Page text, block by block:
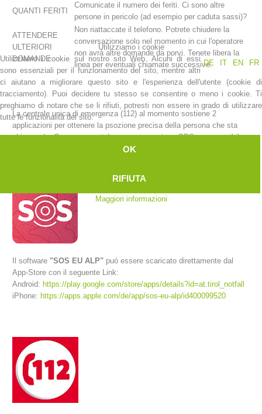
Stazioni del soccorso alpino
Comitato Direttivo
QUANTI FERITI
Comunicate il numero dei feriti. Ci sono altre
persone in pericolo (ad esempio per caduta sassi)?
ATTENDERE
ULTERIORI
DOMANDE
Non riattaccate il telefono. Potrete chiudere la
conversazione solo nel momento in cui l'operatore
non avrá altre domande da porvi. Tenete libera la
linea per eventuali chiamate successive.
La centrale unica di emergenza (112) al momento sostiene 2
applicazioni per ottenere la psozione precisa della persona che sta
chiamando. Con uno smartphone a connessione GPS e se possibile
anche rete internet la centrale riceve la posizione esatta del
Il software "SOS EU ALP" puó essere scaricato direttamente dal
App-Store con il seguente Link:
Android: https://play.google.com/store/apps/details?id=at.tirol_notfall
iPhone: https://apps.apple.com/de/app/sos-eu-alp/id400099520
Utilizziamo i cookie
DE
IT EN FR
Utilizziamo i cookie sul nostro sito Web. Alcuni di essi
sono essenziali per il funzionamento del sito, mentre altri
ci aiutano a migliorare questo sito e l'esperienza dell'utente (cookie di
tracciamento). Puoi decidere tu stesso se consentire o meno i cookie. Ti
preghiamo di notare che se li rifiuti, potresti non essere in grado di utilizzare
tutte le funzionalità del sito.
OK
RIFIUTA
Maggiori informazioni